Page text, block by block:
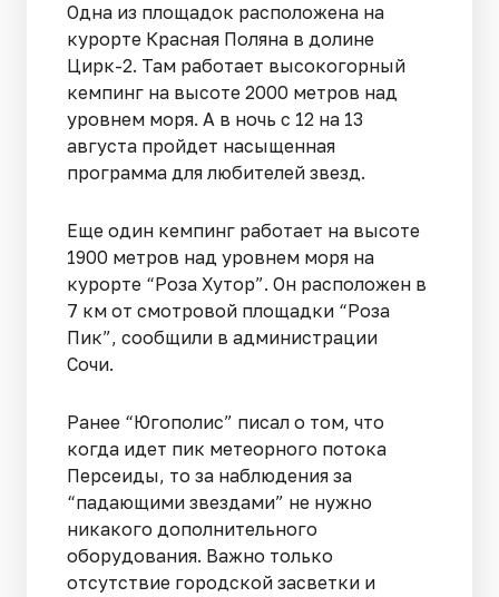
Одна из площадок расположена на
курорте Красная Поляна в долине
Цирк-2. Там работает высокогорный
кемпинг на высоте 2000 метров над
уровнем моря. А в ночь с 12 на 13
августа пройдет насыщенная
программа для любителей звезд.
Еще один кемпинг работает на высоте
1900 метров над уровнем моря на
курорте “Роза Хутор”. Он расположен в
7 км от смотровой площадки “Роза
Пик”, сообщили в администрации
Сочи.
Ранее “Югополис” писал о том, что
когда идет пик метеорного потока
Персеиды, то за наблюдения за
“падающими звездами” не нужно
никакого дополнительного
оборудования. Важно только
отсутствие городской засветки и